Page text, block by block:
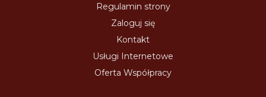
Regulamin strony
Zaloguj się
Kontakt
Usługi Internetowe
Oferta Współpracy